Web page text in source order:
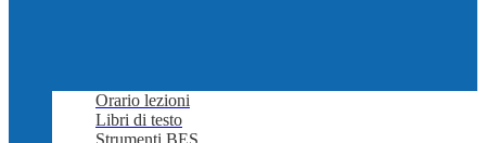
Orario lezioni
Libri di testo